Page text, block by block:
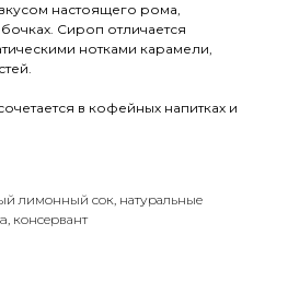
настоящего рома,
Сироп отличается
нотками карамели,
в кофейных напитках и
лимонный сок, натуральные
консервант